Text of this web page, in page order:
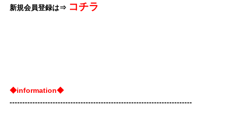
新規会員登録は⇒ コチラ
◆information◆
------------------------------------------------------------------------